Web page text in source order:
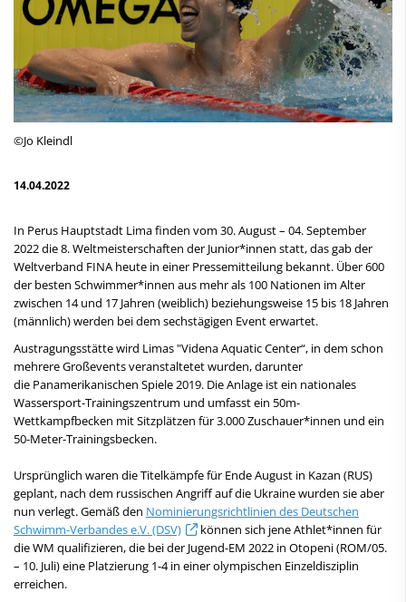
©Jo Kleindl
14.04.2022
In Perus Hauptstadt Lima finden vom 30. August – 04. September
2022 die 8. Weltmeisterschaften der Junior*innen statt, das gab der
Weltverband FINA heute in einer Pressemitteilung bekannt. Über 600
der besten Schwimmer*innen aus mehr als 100 Nationen im Alter
zwischen 14 und 17 Jahren (weiblich) beziehungsweise 15 bis 18 Jahren
(männlich) werden bei dem sechstägigen Event erwartet.
Austragungsstätte wird Limas "Videna Aquatic Center“, in dem schon
mehrere Großevents veranstaltetet wurden, darunter
die Panamerikanischen Spiele 2019. Die Anlage ist ein nationales
Wassersport-Trainingszentrum und umfasst ein 50m-
Wettkampfbecken mit Sitzplätzen für 3.000 Zuschauer*innen und ein
50-Meter-Trainingsbecken.
Ursprünglich waren die Titelkämpfe für Ende August in Kazan (RUS)
geplant, nach dem russischen Angriff auf die Ukraine wurden sie aber
nun verlegt. Gemäß den Nominierungsrichtlinien des Deutschen
Schwimm-Verbandes e.V. (DSV)
können sich jene Athlet*innen für
die WM qualifizieren, die bei der Jugend-EM 2022 in Otopeni (ROM/05.
– 10. Juli) eine Platzierung 1-4 in einer olympischen Einzeldisziplin
erreichen.